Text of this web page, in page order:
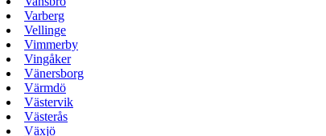
Varberg
Vellinge
Vimmerby
Vingåker
Vänersborg
Värmdö
Västervik
Västerås
Växjö